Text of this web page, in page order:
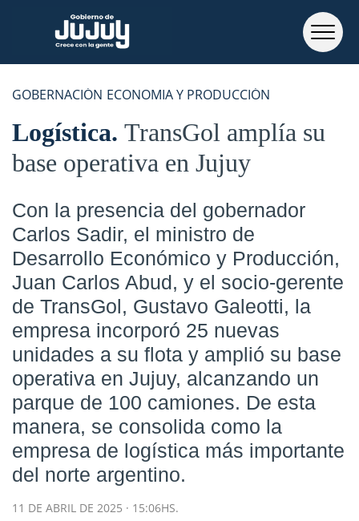
GOBERNACIÓN ECONOMIA Y PRODUCCIÓN
Logística TransGol amplía su
base operativa en Jujuy
Con la presencia del gobernador
Carlos Sadir, el ministro de
Desarrollo Económico y Producción,
Juan Carlos Abud, y el socio-gerente
de TransGol, Gustavo Galeotti, la
empresa incorporó 25 nuevas
unidades a su flota y amplió su base
operativa en Jujuy, alcanzando un
parque de 100 camiones. De esta
manera, se consolida como la
empresa de logística más importante
del norte argentino.
11 DE ABRIL DE 2025 · 15:06HS.